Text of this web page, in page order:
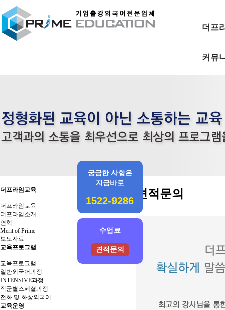
궁금한 사항은
지금바로
1522-9286
수업료
견적문의
더프
커뮤
더프라임교육
더프라임교육
더프라임소개
연혁
Merit of Prime
보도자료
교육프로그램
교육프로그램
일반외국어과정
INTENSIVE과정
직군별스페셜과정
전화 및 화상외국어
교육운영
견적문의